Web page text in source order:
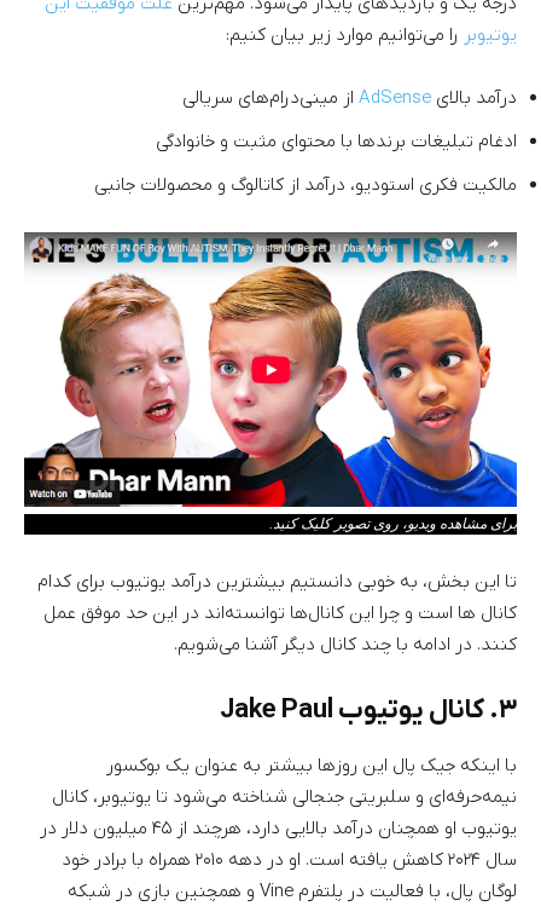
یوتیوبر را می‌توانیم موارد زیر بیان کنیم:
درآمد بالای AdSense از مینی‌درام‌های سریالی
ادغام تبلیغات برند‌ها با محتوای مثبت و خانوادگی
مالکیت فکری استودیو، درآمد از کاتالوگ و محصولات جانبی
برای مشاهده ویدیو، روی تصویر کلیک کنید.
تا این بخش، به خوبی دانستیم بیشترین درآمد یوتیوب برای کدام
کانال ها است و چرا این کانال‌ها توانسته‌اند در این حد موفق عمل
کنند. در ادامه با چند کانال دیگر آشنا می‌شویم.
۳. کانال یوتیوب Jake Paul
با اینکه جیک پال این روزها بیشتر به عنوان یک بوکسور
نیمه‌حرفه‌ای و سلبریتی جنجالی شناخته می‌شود تا یوتیوبر، کانال
یوتیوب او همچنان درآمد بالایی دارد، هرچند از ۴۵ میلیون دلار در
سال ۲۰۲۴ کاهش یافته است. او در دهه ۲۰۱۰ همراه با برادر خود
لوگان پال، با فعالیت در پلتفرم Vine و همچنین بازی در شبکه